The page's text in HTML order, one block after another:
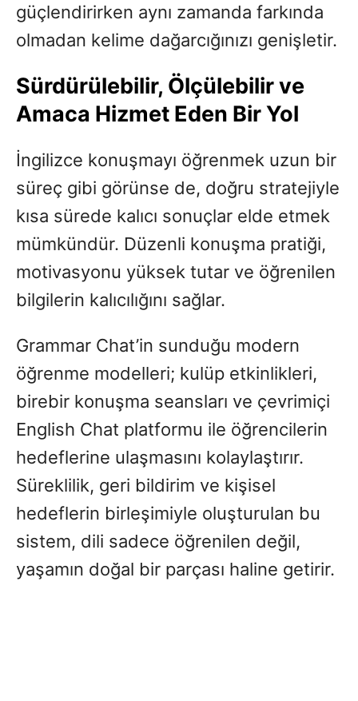
güçlendirirken aynı zamanda farkında
olmadan kelime dağarcığınızı genişletir.
Sürdürülebilir, Ölçülebilir ve
Amaca Hizmet Eden Bir Yol
İngilizce konuşmayı öğrenmek uzun bir
süreç gibi görünse de, doğru stratejiyle
kısa sürede kalıcı sonuçlar elde etmek
mümkündür. Düzenli konuşma pratiği,
motivasyonu yüksek tutar ve öğrenilen
bilgilerin kalıcılığını sağlar.
Grammar Chat’in sunduğu modern
öğrenme modelleri; kulüp etkinlikleri,
birebir konuşma seansları ve çevrimiçi
English Chat platformu ile öğrencilerin
hedeflerine ulaşmasını kolaylaştırır.
Süreklilik, geri bildirim ve kişisel
hedeflerin birleşimiyle oluşturulan bu
sistem, dili sadece öğrenilen değil,
yaşamın doğal bir parçası haline getirir.